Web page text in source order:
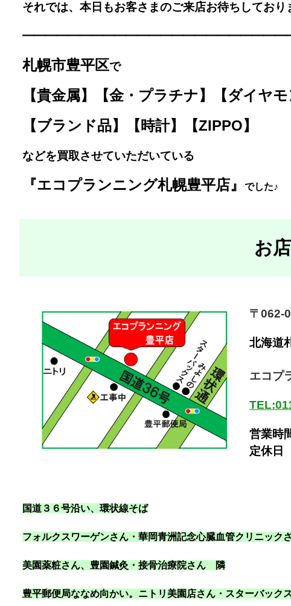
それでは、本日もお客さまのご来店お待ちしており
━━━━━━━━━━━━━
札幌市豊平区で
【貴金属】【金・プラチナ】【ダイヤモ
【ブランド品】【時計】【ZIPPO】
などを買取させていただいている
『エコプランニング札幌豊平店』 でした♪
お
〒062-
北海道
エコプ
営業時
定休日
国道３６号沿い、環状線そば
フォルクスワーゲンさん・華岡青洲記念心臓血管クリニッ
美園薬粧さん、豊園鍼灸・接骨治療院さん 隣
豊平郵便局ななめ向かい。ニトリ美園店さん・スターバッ